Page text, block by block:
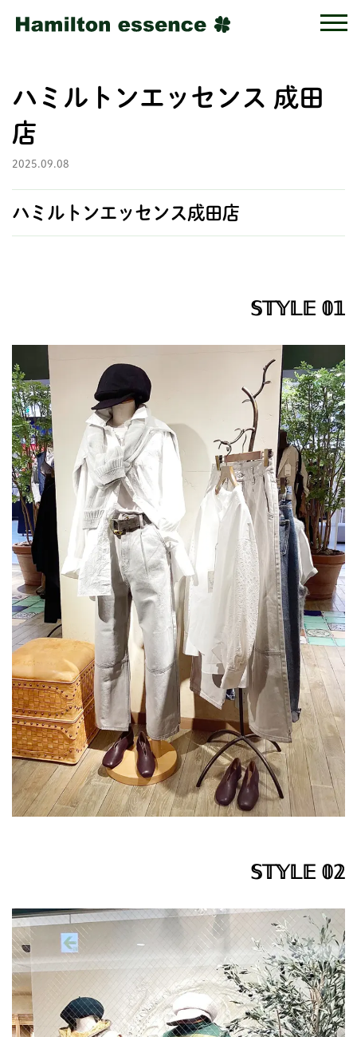
ハミルトンエッセンス 成田
店
2025.09.08
ハミルトンエッセンス成田店
𝕊𝕋𝕐𝕃𝔼 𝟘𝟙
𝕊𝕋𝕐𝕃𝔼 𝟘𝟚